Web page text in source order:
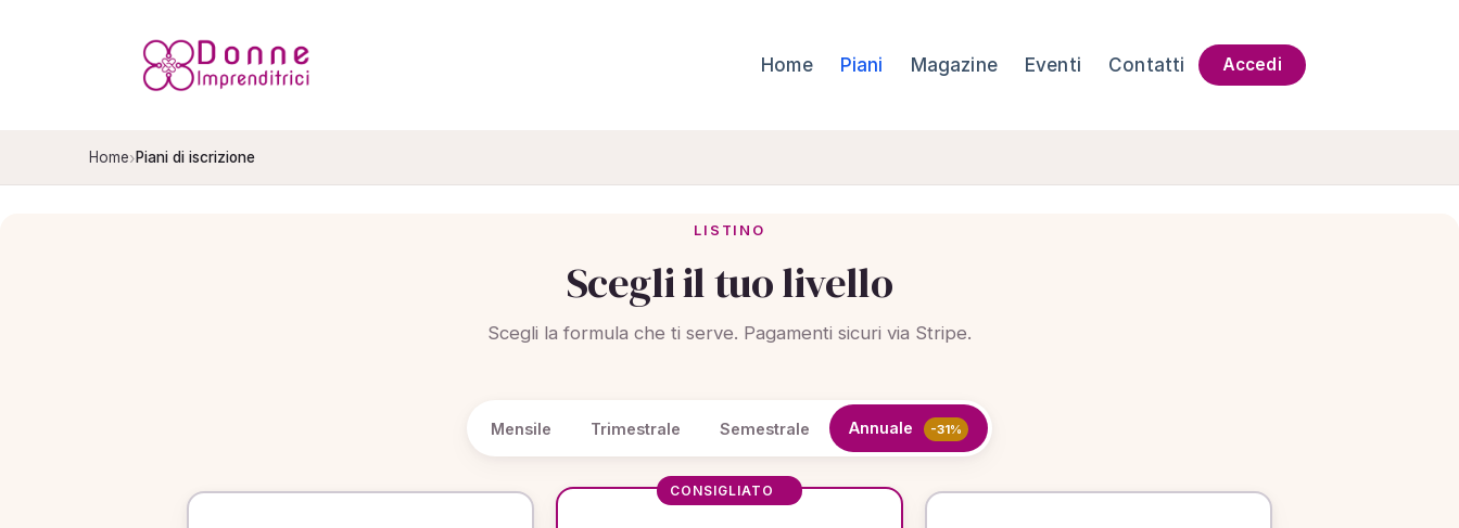
Home Piani Magazine Eventi Contatti Accedi
Home›Piani di iscrizione
LISTINO
Scegli il tuo livello
Scegli la formula che ti serve. Pagamenti sicuri via Stripe.
Mensile Trimestrale Semestrale Annuale -31%
CONSIGLIATO